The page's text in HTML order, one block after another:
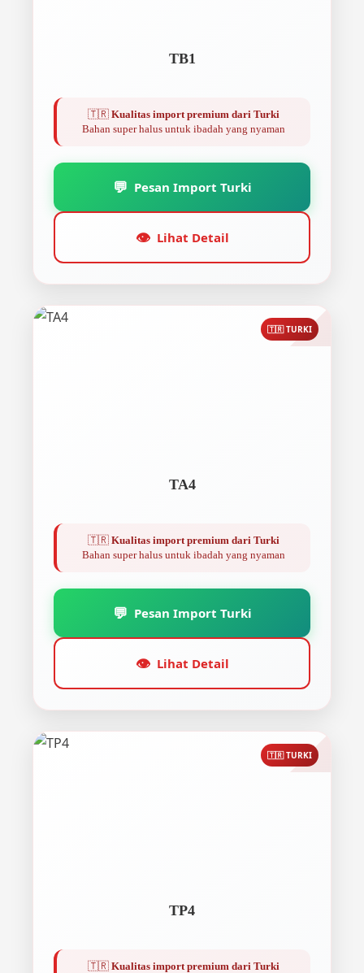
TB1
🇹🇷 Kualitas import premium dari Turki
Bahan super halus untuk ibadah yang nyaman
💬 Pesan Import Turki
👁️ Lihat Detail
🇹🇷 TURKI
TA4
🇹🇷 Kualitas import premium dari Turki
Bahan super halus untuk ibadah yang nyaman
💬 Pesan Import Turki
👁️ Lihat Detail
🇹🇷 TURKI
TP4
🇹🇷 Kualitas import premium dari Turki